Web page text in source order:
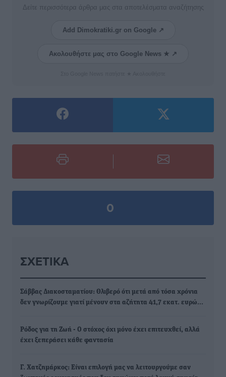
Δείτε περισσότερα άρθρα μας στα αποτελέσματα αναζήτησης
Add Dimokratiki.gr on Google ↗
Ακολουθήστε μας στο Google News ★ ↗
0
ΣΧΕΤΙΚΆ
Σάββας Διακοσταματίου: Θλιβερό ότι μετά από τόσα χρόνια
δεν γνωρίζουμε γιατί μένουν στα αζήτητα 41,7 εκατ. ευρώ…
Ρόδος για τη Ζωή - Ο στόχος όχι μόνο έχει επιτευχθεί, αλλά
έχει ξεπεράσει κάθε φαντασία
Γ. Χατζημάρκος: Είναι επιλογή μας να λειτουργούμε σαν